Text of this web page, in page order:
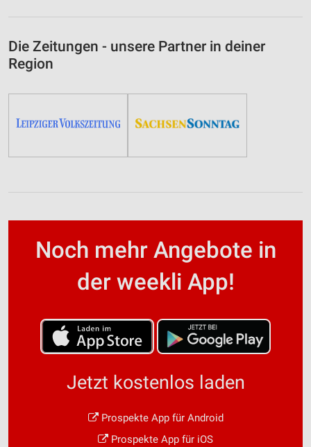
Die Zeitungen - unsere Partner in deiner
Region
Noch mehr Angebote in
der weekli App!
Jetzt kostenlos laden
Prospekte App für Android
Prospekte App für iOS